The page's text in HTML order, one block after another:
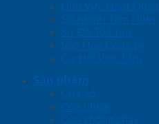
Lĩnh Vực Hoạt Động
Sứ Mệnh Tầm Nhìn
Sơ Đồ Tổ Chức
Văn Hóa Công ty
Cơ Hội Việc Làm
Sản phẩm
Cửa gỗ
Cửa nhựa
Cửa chống cháy